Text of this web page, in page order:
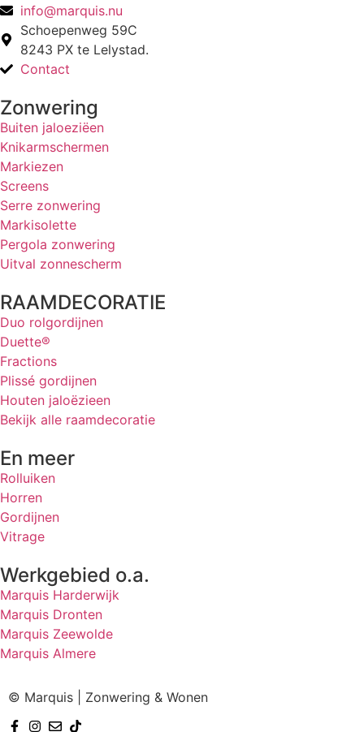
info@marquis.nu
Schoepenweg 59C
8243 PX te Lelystad.
Contact
Zonwering
Buiten jaloeziëen
Knikarmschermen
Markiezen
Screens
Serre zonwering
Markisolette
Pergola zonwering
Uitval zonnescherm
RAAMDECORATIE
Duo rolgordijnen
Duette®
Fractions
Plissé gordijnen
Houten jaloëzieen
Bekijk alle raamdecoratie
En meer
Rolluiken
Horren
Gordijnen
Vitrage
Werkgebied o.a.
Marquis Harderwijk
Marquis Dronten
Marquis Zeewolde
Marquis Almere
© Marquis | Zonwering & Wonen